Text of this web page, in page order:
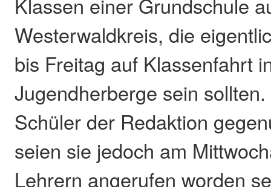
Klassen einer Grundschule
Westerwaldkreis, die
bis Freitag auf Klassenfahrt
Jugendherberge sein
Schüler der Redaktion
seien sie jedoch am
Lehrern angerufen worden